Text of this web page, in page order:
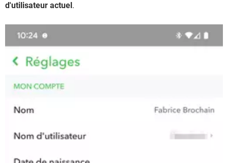
d'utilisateur actuel .